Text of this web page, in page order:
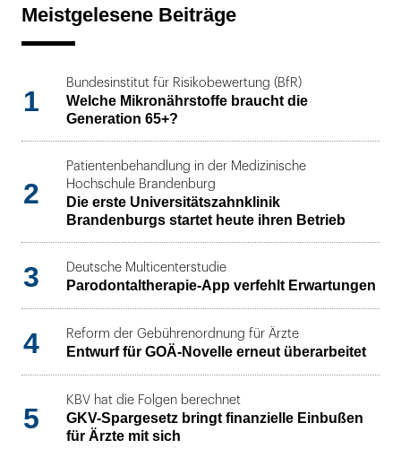
Meistgelesene Beiträge
1
Bundesinstitut für Risikobewertung (BfR)
Welche Mikronährstoffe braucht die
Generation 65+?
2
Patientenbehandlung in der Medizinische
Hochschule Brandenburg
Die erste Universitätszahnklinik
Brandenburgs startet heute ihren Betrieb
3 Deutsche Multicenterstudie
Parodontaltherapie-App verfehlt Erwartungen
4 Reform der Gebührenordnung für Ärzte
Entwurf für GOÄ-Novelle erneut überarbeitet
5
KBV hat die Folgen berechnet
GKV-Spargesetz bringt finanzielle Einbußen
für Ärzte mit sich